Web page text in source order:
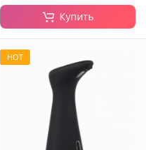
Купить
HOT